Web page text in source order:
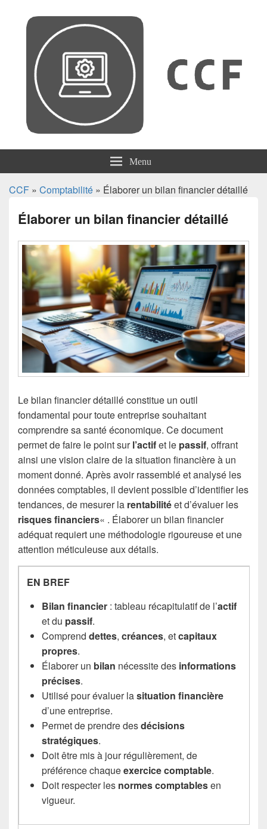
CCF Menu
CCF » Comptabilité » Élaborer un bilan financier détaillé
Élaborer un bilan financier détaillé
Le bilan financier détaillé constitue un outil
fondamental pour toute entreprise souhaitant
comprendre sa santé économique. Ce document
permet de faire le point surl’actifet le passif, offrant
ainsi une vision claire de la situation financière à un
moment donné. Après avoir rassemblé et analysé les
données comptables, il devient possible d’identifier les
tendances, de mesurer la rentabilitéet d’évaluer les
risques financiers« . Élaborer un bilan financier
adéquat requiert une méthodologie rigoureuse et une
attention méticuleuse aux détails.
EN BREF
Bilan financier : tableau récapitulatif de l’actif
et du passif.
Comprenddettes,créances, etcapitaux
propres.
Élaborer un bilan nécessite des informations
précises.
Utilisé pour évaluer lasituation financière
d’une entreprise.
Permet de prendre desdécisions
stratégiques.
Doit être mis à jour régulièrement, de
préférence chaqueexercice comptable.
Doit respecter les normes comptablesen
vigueur.